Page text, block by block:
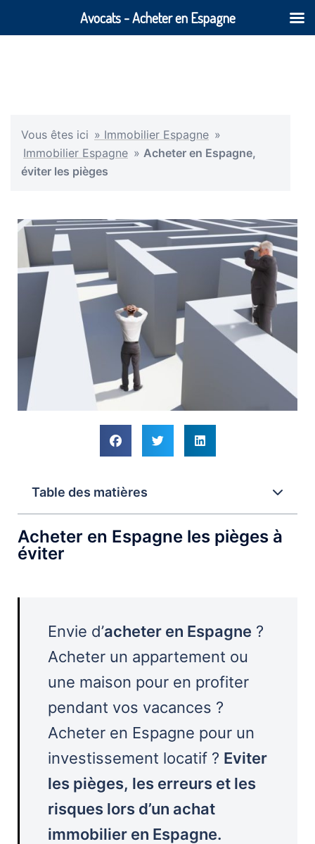
Vous êtes ici » Immobilier Espagne »
Immobilier Espagne » Acheter en Espagne,
éviter les pièges
Table des matières
Acheter en Espagne les pièges à
éviter
Envie d’acheter en Espagne ?
Acheter un appartement ou
une maison pour en profiter
pendant vos vacances ?
Acheter en Espagne pour un
investissement locatif ? Eviter
les pièges, les erreurs et les
risques lors d’un achat
immobilier en Espagne.
Avocats - Acheter en Espagne